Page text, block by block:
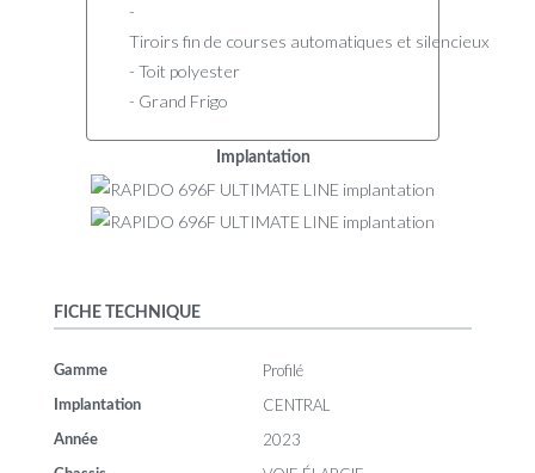
-
Tiroirs fin de courses automatiques et silencieux
- Toit polyester
- Grand Frigo
Implantation
FICHE TECHNIQUE
Gamme Profilé
Implantation CENTRAL
Année 2023